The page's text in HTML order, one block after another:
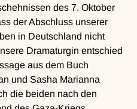
des 7. Oktober
der Abschluss unserer
in Deutschland nicht
Dramaturgin entschied
aus dem Buch
und Sasha Marianna
die beiden nach den